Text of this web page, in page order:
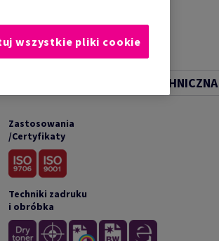
DOKUMENTACJA TECHNICZNA
Zastosowania
/Certyfikaty
Techniki zadruku
i obróbka
wszystkie pliki cookie